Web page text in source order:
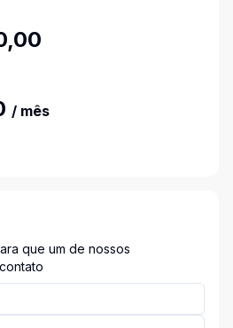
/ mês
que um de nossos